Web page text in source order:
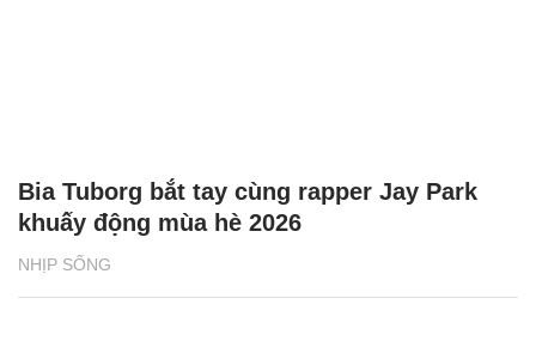
NHỊP SỐNG
Bia Tuborg bắt tay cùng rapper Jay Park
khuấy động mùa hè 2026